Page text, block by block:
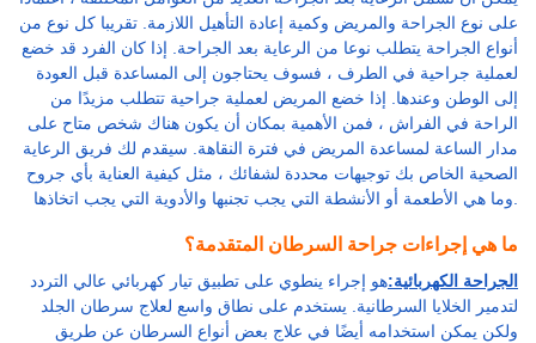
على نوع الجراحة والمريض وكمية إعادة التأهيل اللازمة. تقريبا كل نوع من
أنواع الجراحة يتطلب نوعا من الرعاية بعد الجراحة. إذا كان الفرد قد خضع
لعملية جراحية في الطرف ، فسوف يحتاجون إلى المساعدة قبل العودة
إلى الوطن وعندها. إذا خضع المريض لعملية جراحية تتطلب مزيدًا من
الراحة في الفراش ، فمن الأهمية بمكان أن يكون هناك شخص متاح على
مدار الساعة لمساعدة المريض في فترة النقاهة. سيقدم لك فريق الرعاية
الصحية الخاص بك توجيهات محددة لشفائك ، مثل كيفية العناية بأي جروح
ما هي إجراءات جراحة السرطان المتقدمة؟
الجراحة الكهربائية:هو إجراء ينطوي على تطبيق تيار كهربائي عالي التردد
لتدمير الخلايا السرطانية. يستخدم على نطاق واسع لعلاج سرطان الجلد
ولكن يمكن استخدامه أيضًا في علاج بعض أنواع السرطان عن طريق